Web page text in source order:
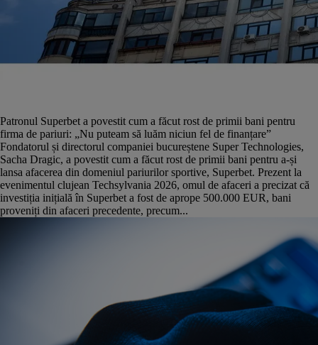
Patronul Superbet a povestit cum a făcut rost de primii bani pentru
firma de pariuri: „Nu puteam să luăm niciun fel de finanțare”
Fondatorul și directorul companiei bucureștene Super Technologies,
Sacha Dragic, a povestit cum a făcut rost de primii bani pentru a-și
lansa afacerea din domeniul pariurilor sportive, Superbet. Prezent la
evenimentul clujean Techsylvania 2026, omul de afaceri a precizat că
investiția inițială în Superbet a fost de aprope 500.000 EUR, bani
proveniți din afaceri precedente, precum...